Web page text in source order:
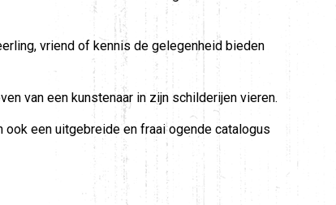
vriend of kennis de gelegenheid bieden
van een kunstenaar in zijn schilderijen vieren.
een uitgebreide en fraai ogende catalogus